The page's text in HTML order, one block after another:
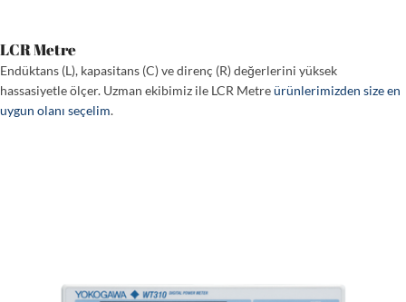
LCR Metre
Endüktans (L), kapasitans (C) ve direnç (R) değerlerini yüksek
hassasiyetle ölçer. Uzman ekibimiz ile LCR Metreürünlerimizden size en
uygun olanı seçelim.